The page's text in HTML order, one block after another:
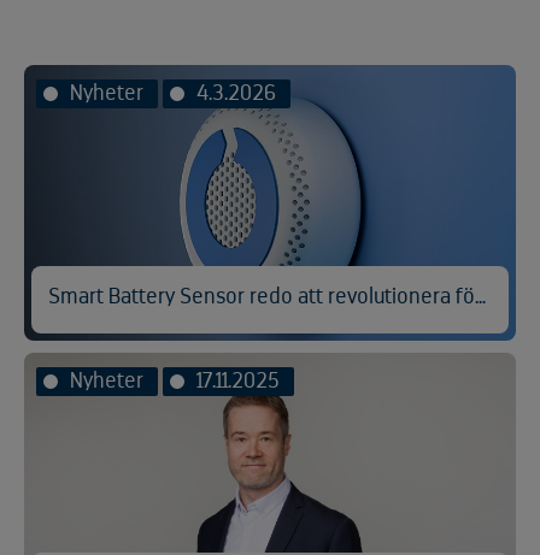
Nyheter 4.3.2026
Smart Battery Sensor redo att revolutionera förebyggandet av batteribränder
Nyheter 17.11.2025